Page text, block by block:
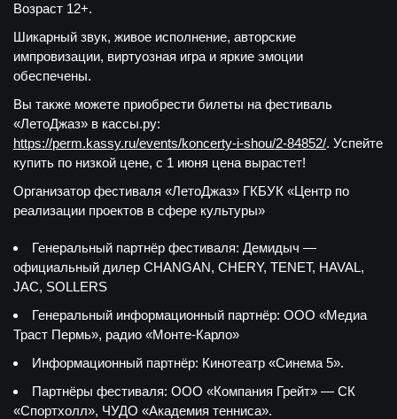
Возраст 12+.
Шикарный звук, живое исполнение, авторские
импровизации, виртуозная игра и яркие эмоции
обеспечены.
Вы также можете приобрести билеты на фестиваль
«ЛетоДжаз» в кассы.ру:
https://perm.kassy.ru/events/koncerty-i-shou/2-84852/. Успейте
купить по низкой цене, с 1 июня цена вырастет!
Организатор фестиваля «ЛетоДжаз» ГКБУК «Центр по
реализации проектов в сфере культуры»
Генеральный партнёр фестиваля: Демидыч —
официальный дилер CHANGAN, CHERY, TENET, HAVAL,
JAC, SOLLERS
Генеральный информационный партнёр: ООО «Медиа
Траст Пермь», радио «Монте-Карло»
Информационный партнёр: Кинотеатр «Синема 5».
Партнёры фестиваля: ООО «Компания Грейт» — СК
«Спортхолл», ЧУДО «Академия тенниса».